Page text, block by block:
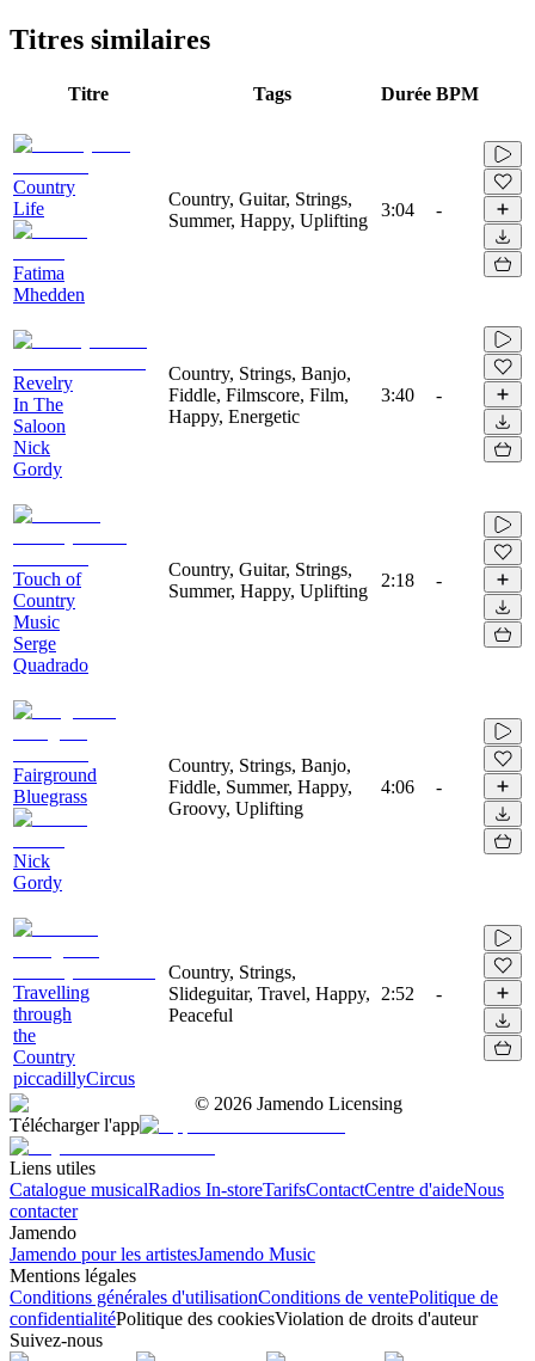
Titres similaires
Titre Tags Durée BPM
Country
Life
Fatima
Mhedden
Country, Guitar, Strings,
Summer, Happy, Uplifting
3:04 -
Revelry
In The
Saloon
Nick
Gordy
Country, Strings, Banjo,
Fiddle, Filmscore, Film,
Happy, Energetic
3:40 -
Touch of
Country
Music
Serge
Quadrado
Country, Guitar, Strings,
Summer, Happy, Uplifting
2:18 -
Fairground
Bluegrass
Nick
Gordy
Country, Strings, Banjo,
Fiddle, Summer, Happy,
Groovy, Uplifting
4:06 -
Travelling
through
the
Country
piccadillyCircus
Country, Strings,
Slideguitar, Travel, Happy,
Peaceful
2:52 -
© 2026 Jamendo Licensing
Télécharger l'app
Liens utiles
Catalogue musicalRadios In-storeTarifsContactCentre d'aideNous
contacter
Jamendo
Jamendo pour les artistesJamendo Music
Mentions légales
Conditions générales d'utilisationConditions de ventePolitique de
confidentialitéPolitique des cookiesViolation de droits d'auteur
Suivez-nous